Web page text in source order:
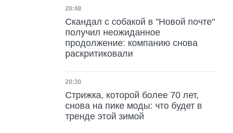
Дата публикации
20:48
Скандал с собакой в "Новой почте"
получил неожиданное
продолжение: компанию снова
раскритиковали
Дата публикации
20:30
Стрижка, которой более 70 лет,
снова на пике моды: что будет в
тренде этой зимой